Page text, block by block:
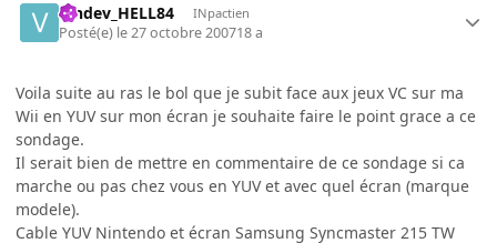
Vindev_HELL84 INpactien
Posté(e) le 27 octobre 200718 a
Voila suite au ras le bol que je subit face aux jeux VC sur ma
Wii en YUV sur mon écran je souhaite faire le point grace a ce
sondage.
Il serait bien de mettre en commentaire de ce sondage si ca
marche ou pas chez vous en YUV et avec quel écran (marque
modele).
Cable YUV Nintendo et écran Samsung Syncmaster 215 TW